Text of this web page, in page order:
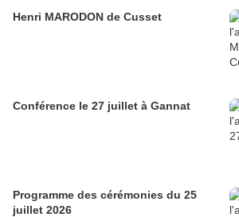
Henri MARODON de Cusset
Conférence le 27 juillet à Gannat
Programme des cérémonies du 25
juillet 2026